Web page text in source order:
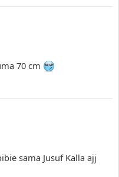
70 cm
sama Jusuf Kalla ajj